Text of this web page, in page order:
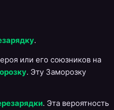
.
или его союзников на
. Эту Заморозку
. Эта вероятность